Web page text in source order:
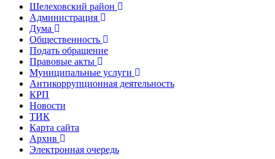
Шелеховский район
Администрация
Дума
Общественность
Подать обращение
Правовые акты
Муниципальные услуги
Антикоррупционная деятельность
КРП
Новости
ТИК
Карта сайта
Архив
Электронная очередь